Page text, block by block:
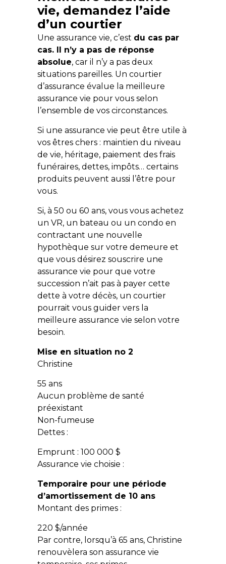
vie, demandez l’aide
d’un courtier
Une assurance vie, c’est du cas par
cas. Il n’y a pas de réponse
absolue, car il n’y a pas deux
situations pareilles. Un courtier
d’assurance évalue la meilleure
assurance vie pour vous selon
l’ensemble de vos circonstances.
Si une assurance vie peut être utile à
vos êtres chers : maintien du niveau
de vie, héritage, paiement des frais
funéraires, dettes, impôts… certains
produits peuvent aussi l’être pour
vous.
Si, à 50 ou 60 ans, vous vous achetez
un VR, un bateau ou un condo en
contractant une nouvelle
hypothèque sur votre demeure et
que vous désirez souscrire une
assurance vie pour que votre
succession n’ait pas à payer cette
dette à votre décès, un courtier
pourrait vous guider vers la
meilleure assurance vie selon votre
besoin.
Mise en situation no 2
Christine
55 ans
Aucun problème de santé
préexistant
Non-fumeuse
Dettes :
Emprunt : 100 000 $
Assurance vie choisie :
Temporaire pour une période
d’amortissement de 10 ans
Montant des primes :
220 $/année
Par contre, lorsqu’à 65 ans, Christine
renouvèlera son assurance vie